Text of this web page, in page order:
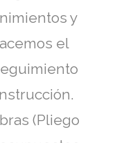
y
el
(Pliego